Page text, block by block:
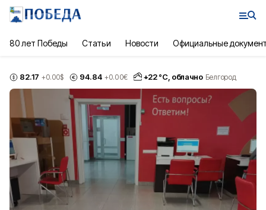
80 лет Победы Статьи Новости Официальные
82.17 +0.00$ 94.84 +0.00€ +22°С, облачно Белгород